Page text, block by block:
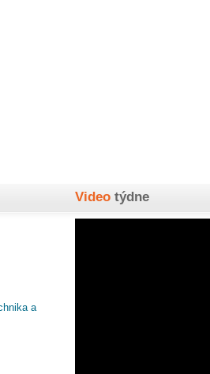
a
Video týdne